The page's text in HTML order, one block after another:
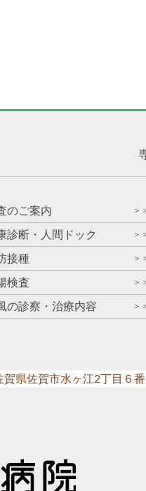
のご案内 ＞
診断・人間ドック ＞
接種 ＞
検査 ＞
の診察・治療内容 ＞
県佐賀市水ヶ江2丁目６